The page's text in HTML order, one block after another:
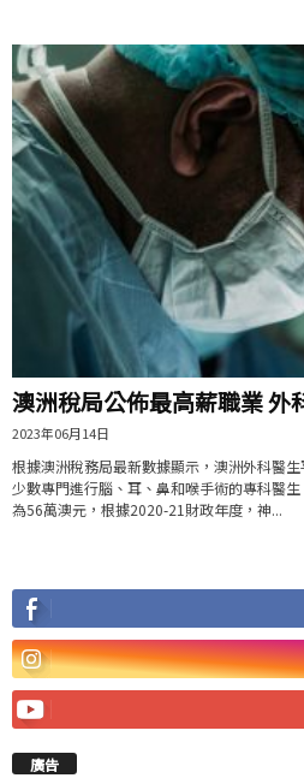
澳洲稅局公佈最高薪職業 外
2023年06月14日
根據澳洲稅務局最新數據顯示，澳洲外科醫
少數專門進行腦、耳、鼻和喉手術的專科醫
為56萬澳元，根據2020-21財政年度，神...
廣告